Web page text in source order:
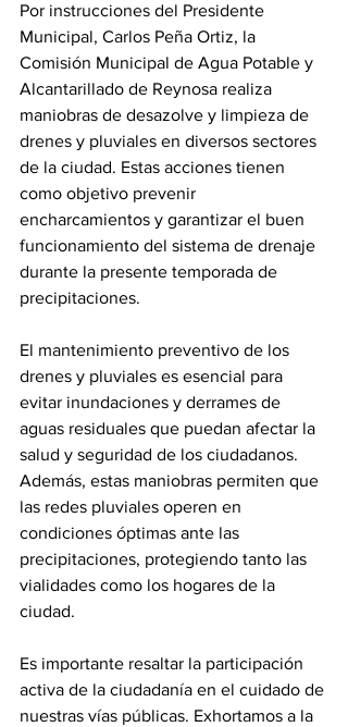
Por instrucciones del Presidente
Municipal, Carlos Peña Ortiz, la
Comisión Municipal de Agua Potable y
Alcantarillado de Reynosa realiza
maniobras de desazolve y limpieza de
drenes y pluviales en diversos sectores
de la ciudad. Estas acciones tienen
como objetivo prevenir
encharcamientos y garantizar el buen
funcionamiento del sistema de drenaje
durante la presente temporada de
precipitaciones.
El mantenimiento preventivo de los
drenes y pluviales es esencial para
evitar inundaciones y derrames de
aguas residuales que puedan afectar la
salud y seguridad de los ciudadanos.
Además, estas maniobras permiten que
las redes pluviales operen en
condiciones óptimas ante las
precipitaciones, protegiendo tanto las
vialidades como los hogares de la
ciudad.
Es importante resaltar la participación
activa de la ciudadanía en el cuidado de
nuestras vías públicas. Exhortamos a la